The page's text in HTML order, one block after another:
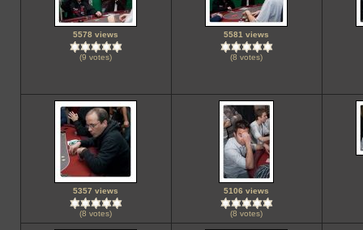
5578 views
(9 votes)
5581 views
(8 votes)
5357 views
(8 votes)
5106 views
(8 votes)